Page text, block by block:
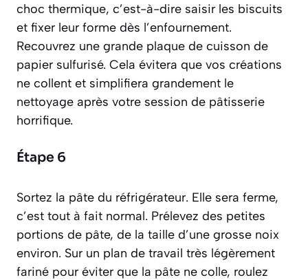
choc thermique, c’est-à-dire saisir les biscuits
et fixer leur forme dès l’enfournement.
Recouvrez une grande plaque de cuisson de
papier sulfurisé. Cela évitera que vos créations
ne collent et simplifiera grandement le
nettoyage après votre session de pâtisserie
horrifique.
Étape 6
Sortez la pâte du réfrigérateur. Elle sera ferme,
c’est tout à fait normal. Prélevez des petites
portions de pâte, de la taille d’une grosse noix
environ. Sur un plan de travail très légèrement
fariné pour éviter que la pâte ne colle, roulez